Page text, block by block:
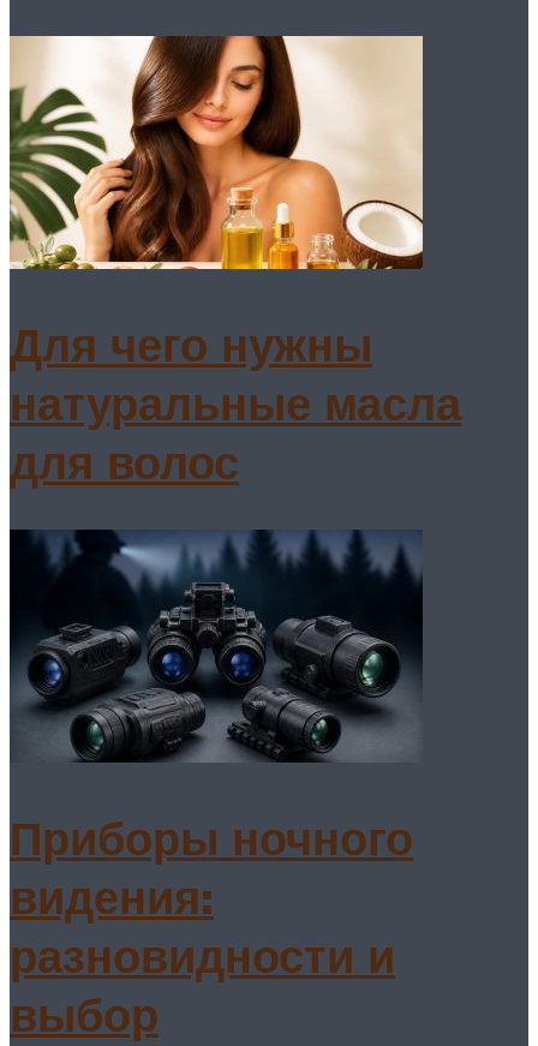
Для чего нужны
натуральные масла
для волос
Приборы ночного
видения:
разновидности и
выбор